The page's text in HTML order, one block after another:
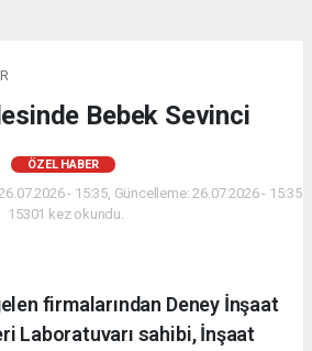
Bebek Sevinci
ÖZEL HABER
- 15:35, Güncelleme: 26.07.2026 - 15:35
15301 kez okundu.
firmalarından Deney İnşaat
Laboratuvarı sahibi, İnşaat